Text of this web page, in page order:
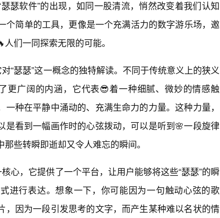
瑟软件”的出现，如同一股清流，悄然改变着我们认知
个简单的工具，更像是一个充满活力的数字游乐场，邀
们一同探索无限的可能。
“瑟瑟”这一概念的独特解读。不同于传统意义上的狭义
更广阔的内涵，它代表😎着一种细腻、微妙的情感触
种在平静中涌动的、充满生命力的力量。这种力量，
是看到一幅画作时的心弦拨动，可以是听到🌸一段旋律
些转瞬即逝却又令人难忘的瞬间。
心，它提供了一个平台，让用户能够将这些“瑟瑟”的瞬
进行表达。想象一下，你可能因为一句触动心弦的歌
，因为一段引发思考的文字，而产生某种难以名状的情